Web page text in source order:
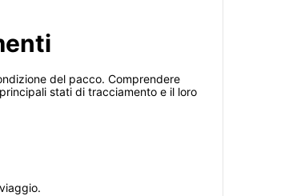
del pacco. Comprendere
stati di tracciamento e il loro